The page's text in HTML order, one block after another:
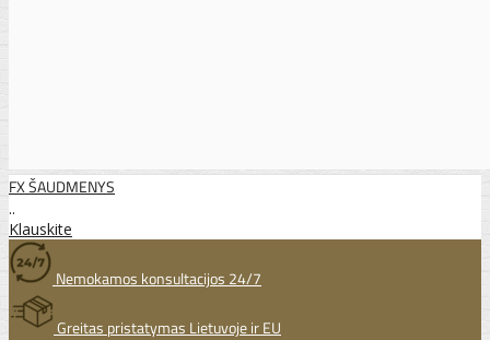
FX ŠAUDMENYS
..
Klauskite
Nemokamos konsultacijos 24/7
Greitas pristatymas Lietuvoje ir EU